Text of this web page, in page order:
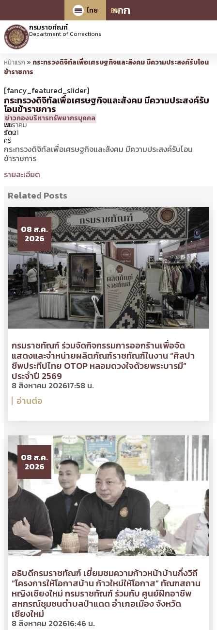
กกก
ไทย
EN
กรมราชทัณฑ์
Department of Corrections
หน้าแรก » กระทรวงดิจิทัลเพื่อเศรษฐกิจและสังคม มีความประสงค์รับโอน
ข้าราชการ
[fancy_featured_slider]
กระทรวงดิจิทัลเพื่อเศรษฐกิจและสังคม มีความประสงค์รับ
โอนข้าราชการ
18
มกราคม
2021
17:22 น.
โดย
ศิร
พิม
รัตน
ศรี
ข่าวกองบริหารทรัพยากรบุคคล
กระทรวงดิจิทัลเพื่อเศรษฐกิจและสังคม มีความประสงค์รับโอน
ข้าราชการ
รายละเอียด
Related Posts
08 ส.ค.
2026
กรมราชทัณฑ์ ร่วมจัดกิจกรรมการออกร้านเพื่อจัด
แสดงและจำหน่ายผลิตภัณฑ์ราชทัณฑ์ในงาน “ศิลปา
ชีพประทีปไทย OTOP หลอมดวงใจด้วยพระบารมี”
ประจำปี 2569
8 สิงหาคม 202617:58 น.
อ่านต่อ
08 ส.ค.
2026
อธิบดีกรมราชทัณฑ์ เยี่ยมชมความก้าวหน้าบ้านกึ่งวิถี
“โครงการให้โอกาสบ้าน ก้าวใหม่ให้โอกาส” ทัณฑสถาน
หญิงเชียงใหม่ กรมราชทัณฑ์ ร่วมกับ ศูนย์ฝึกอาชีพ
สหกรณ์ชุมชนตำบลป่าแดด อำเภอเมือง จังหวัด
เชียงใหม่
8 สิงหาคม 202616:46 น.